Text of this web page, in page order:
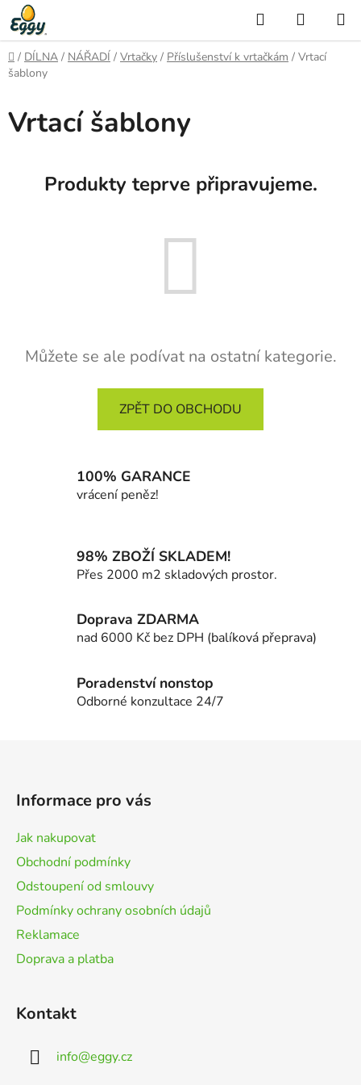
Přejít
na
obsah
Hledat
KOŠÍK
Domů
/ DÍLNA / NÁŘADÍ / Vrtačky / Příslušenství k vrtačkám / Vrtací
šablony
Vrtací šablony
Produkty teprve připravujeme.
Můžete se ale podívat na ostatní kategorie.
ZPĚT DO OBCHODU
100% GARANCE
vrácení peněz!
98% ZBOŽÍ SKLADEM!
Přes 2000 m2 skladových prostor.
Doprava ZDARMA
nad 6000 Kč bez DPH (balíková přeprava)
Poradenství nonstop
Odborné konzultace 24/7
Informace pro vás
Jak nakupovat
Obchodní podmínky
Odstoupení od smlouvy
Podmínky ochrany osobních údajů
Reklamace
Doprava a platba
Kontakt
info@eggy.cz